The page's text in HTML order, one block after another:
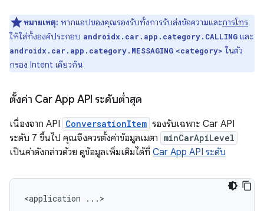
หมายเหตุ: หากแอปของคุณรองรับทั้งการรับส่งข้อความและการโทร
ให้ใส่ทั้งองค์ประกอบ androidx.car.app.category.CALLING และ
androidx.car.app.category.MESSAGING <category> ในตัว
กรอง Intent เดียวกัน
ตั้งค่า Car App API ระดับต่ำสุด
เนื่องจาก API ConversationItem รองรับเฉพาะ Car API
ระดับ 7 ขึ้นไป คุณจึงควรตั้งค่าข้อมูลเมตา minCarApiLevel
เป็นค่าดังกล่าวด้วย ดูข้อมูลเพิ่มเติมได้ที่ Car App API ระดับ
<application